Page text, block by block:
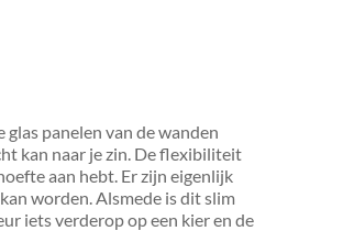
panelen van de wanden
kan naar je zin. De flexibiliteit
aan hebt. Er zijn eigenlijk
worden. Alsmede is dit slim
iets verderop op een kier en de